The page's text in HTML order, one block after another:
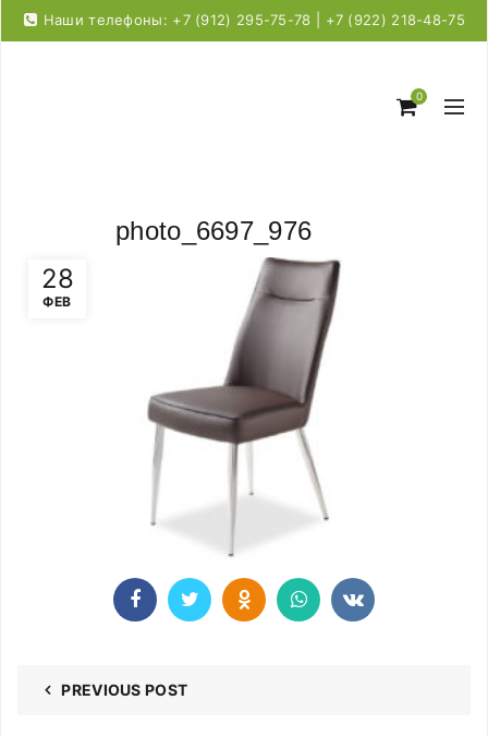
Наши телефоны: +7 (912) 295-75-78 | +7 (922) 218-48-75
0
28
ФЕВ
photo_6697_976
PREVIOUS POST